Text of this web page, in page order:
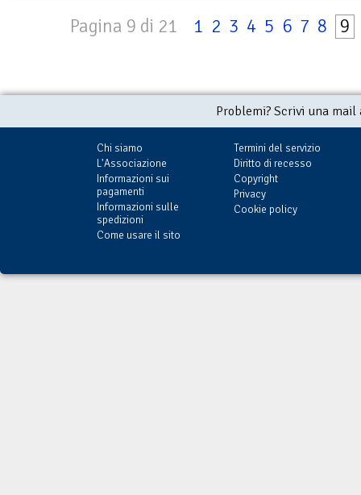
Pagina 9 di 21 1 2 3 4 5 6 7 8 9
Problemi? Scrivi una
Chi siamo
L'Associazione
Informazioni sui
pagamenti
Informazioni sulle
spedizioni
Come usare il sito
Termini del servizio
Diritto di recesso
Copyright
Privacy
Cookie policy